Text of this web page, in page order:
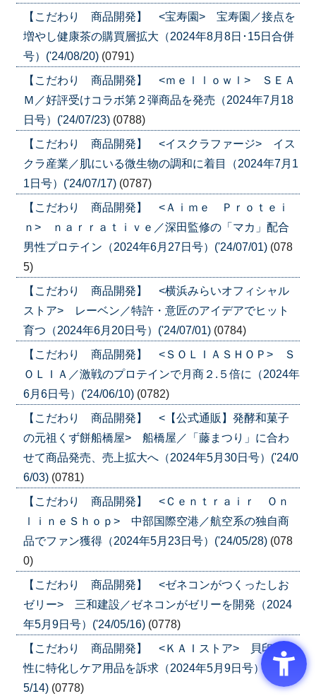
【こだわり 商品開発】 <宝寿園> 宝寿園／接点を
増やし健康茶の購買層拡大（2024年8月8日･15日合併
号）('24/08/20) (0791)
【こだわり 商品開発】 <ｍｅｌｌｏｗｌ> ＳＥＡ
Ｍ／好評受けコラボ第２弾商品を発売（2024年7月18
日号）('24/07/23) (0788)
【こだわり 商品開発】 <イスクラファージ> イス
クラ産業／肌にいる微生物の調和に着目（2024年7月1
1日号）('24/07/17) (0787)
【こだわり 商品開発】 <Ａｉｍｅ Ｐｒｏｔｅｉ
ｎ> ｎａｒｒａｔｉｖｅ／深田監修の「マカ」配合
男性プロテイン（2024年6月27日号）('24/07/01) (078
5)
【こだわり 商品開発】 <横浜みらいオフィシャル
ストア> レーベン／特許・意匠のアイデアでヒット
育つ（2024年6月20日号）('24/07/01) (0784)
【こだわり 商品開発】 <ＳＯＬＩＡＳＨＯＰ> Ｓ
ＯＬＩＡ／激戦のプロテインで月商２.５倍に（2024年
6月6日号）('24/06/10) (0782)
【こだわり 商品開発】 <【公式通販】発酵和菓子
の元祖くず餅船橋屋> 船橋屋／「藤まつり」に合わ
せて商品発売、売上拡大へ（2024年5月30日号）('24/0
6/03) (0781)
【こだわり 商品開発】 <Ｃｅｎｔｒａｉｒ Ｏｎ
ｌｉｎｅＳｈｏｐ> 中部国際空港／航空系の独自商
品でファン獲得（2024年5月23日号）('24/05/28) (078
0)
【こだわり 商品開発】 <ゼネコンがつくったしお
ゼリー> 三和建設／ゼネコンがゼリーを開発（2024
年5月9日号）('24/05/16) (0778)
【こだわり 商品開発】 <ＫＡＩストア> 貝印／女
性に特化しケア用品を訴求（2024年5月9日号）('24/0
5/14) (0778)